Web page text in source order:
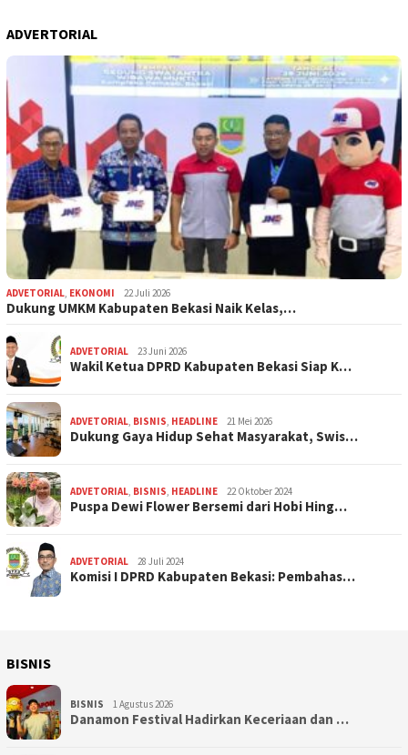
ADVERTORIAL
ADVETORIAL, EKONOMI 22 Juli 2026
Dukung UMKM Kabupaten Bekasi Naik Kelas,…
ADVETORIAL 23 Juni 2026
Wakil Ketua DPRD Kabupaten Bekasi Siap K…
ADVETORIAL, BISNIS, HEADLINE 21 Mei 2026
Dukung Gaya Hidup Sehat Masyarakat, Swis…
ADVETORIAL, BISNIS, HEADLINE 22 Oktober 2024
Puspa Dewi Flower Bersemi dari Hobi Hing…
ADVETORIAL 28 Juli 2024
Komisi I DPRD Kabupaten Bekasi: Pembahas…
BISNIS
BISNIS 1 Agustus 2026
Danamon Festival Hadirkan Keceriaan dan …